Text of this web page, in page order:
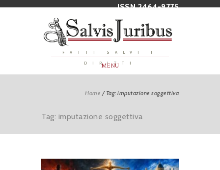
ISSN 2464-9775
FATTI SALVI I
DIRITTI
MENU
Home / Tag: imputazione soggettiva
Tag: imputazione soggettiva